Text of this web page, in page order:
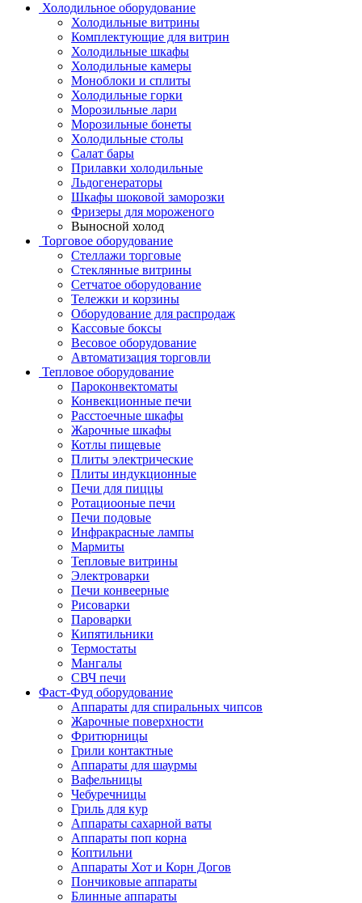
Холодильное оборудование
Холодильные витрины
Комплектующие для витрин
Холодильные шкафы
Холодильные камеры
Моноблоки и сплиты
Холодильные горки
Морозильные лари
Морозильные бонеты
Холодильные столы
Салат бары
Прилавки холодильные
Льдогенераторы
Шкафы шоковой заморозки
Фризеры для мороженого
Выносной холод
Торговое оборудование
Стеллажи торговые
Стеклянные витрины
Сетчатое оборудование
Тележки и корзины
Оборудование для распродаж
Кассовые боксы
Весовое оборудование
Автоматизация торговли
Тепловое оборудование
Пароконвектоматы
Конвекционные печи
Расстоечные шкафы
Жарочные шкафы
Котлы пищевые
Плиты электрические
Плиты индукционные
Печи для пиццы
Ротациооные печи
Печи подовые
Инфракрасные лампы
Мармиты
Тепловые витрины
Электроварки
Печи конвеерные
Рисоварки
Пароварки
Кипятильники
Термостаты
Мангалы
СВЧ печи
Фаст-Фуд оборудование
Аппараты для спиральных чипсов
Жарочные поверхности
Фритюрницы
Грили контактные
Аппараты для шаурмы
Вафельницы
Чебуречницы
Гриль для кур
Аппараты сахарной ваты
Аппараты поп корна
Коптильни
Аппараты Хот и Корн Догов
Пончиковые аппараты
Блинные аппараты